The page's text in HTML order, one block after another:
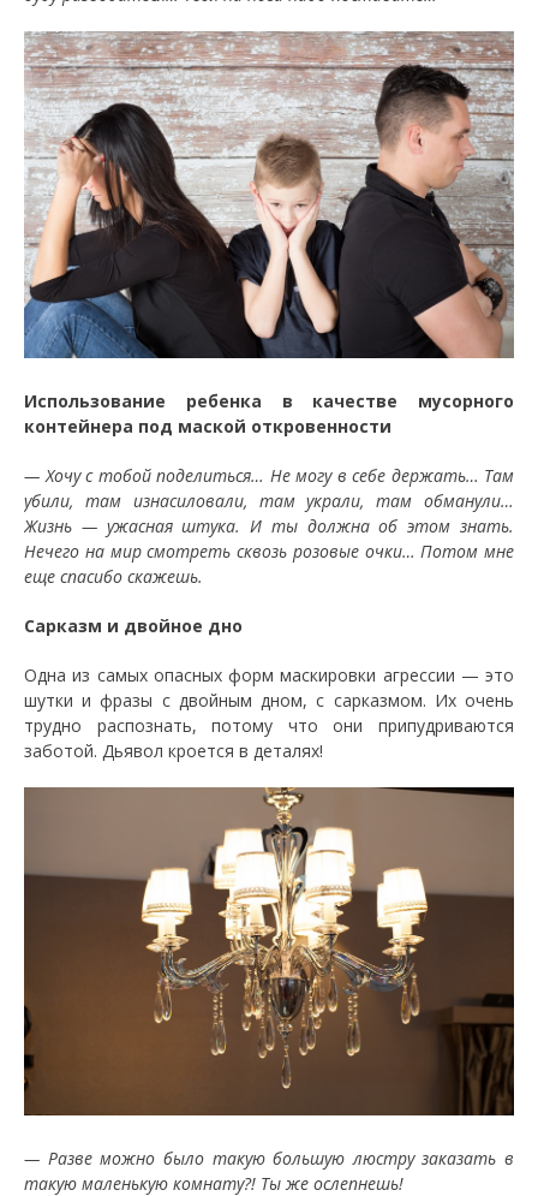
Использование ребенка в качестве мусорного
контейнера под маской откровенности
— Хочу с тобой поделиться… Не могу в себе держать… Там
убили, там изнасиловали, там украли, там обманули…
Жизнь — ужасная штука. И ты должна об этом знать.
Нечего на мир смотреть сквозь розовые очки… Потом мне
еще спасибо скажешь.
Сарказм и двойное дно
Одна из самых опасных форм маскировки агрессии — это
шутки и фразы с двойным дном, с сарказмом. Их очень
трудно распознать, потому что они припудриваются
заботой. Дьявол кроется в деталях!
— Разве можно было такую большую люстру заказать в
такую маленькую комнату?! Ты же ослепнешь!